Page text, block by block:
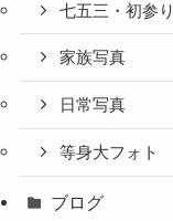
七五三・初参り
家族写真
日常写真
等身大フォト
ブログ